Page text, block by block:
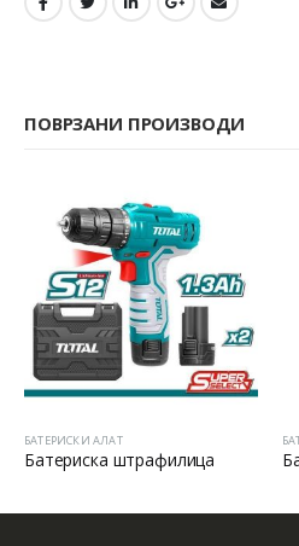
ПОВРЗАНИ ПРОИЗВОДИ
БАТЕРИСКИ АЛАТ
Батериска штрафилица